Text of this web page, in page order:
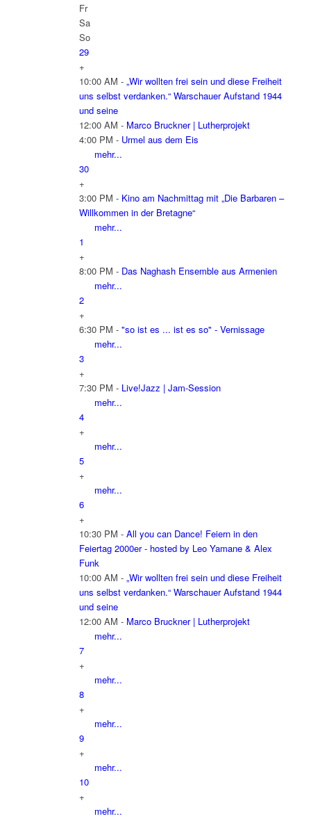
Fr
Sa
So
29
+
10:00 AM - „Wir wollten frei sein und diese Freiheit
uns selbst verdanken.“ Warschauer Aufstand 1944
und seine
12:00 AM - Marco Bruckner | Lutherprojekt
4:00 PM - Urmel aus dem Eis
mehr...
30
+
3:00 PM - Kino am Nachmittag mit „Die Barbaren –
Willkommen in der Bretagne“
mehr...
1
+
8:00 PM - Das Naghash Ensemble aus Armenien
mehr...
2
+
6:30 PM - "so ist es ... ist es so" - Vernissage
mehr...
3
+
7:30 PM - Live!Jazz | Jam-Session
mehr...
4
+
mehr...
5
+
mehr...
6
+
10:30 PM - All you can Dance! Feiern in den
Feiertag 2000er - hosted by Leo Yamane & Alex
Funk
10:00 AM - „Wir wollten frei sein und diese Freiheit
uns selbst verdanken.“ Warschauer Aufstand 1944
und seine
12:00 AM - Marco Bruckner | Lutherprojekt
mehr...
7
+
mehr...
8
+
mehr...
9
+
mehr...
10
+
mehr...